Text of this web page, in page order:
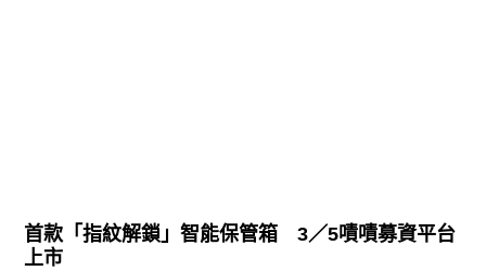
首款「指紋解鎖」智能保管箱 3／5嘖嘖募資平台
上市